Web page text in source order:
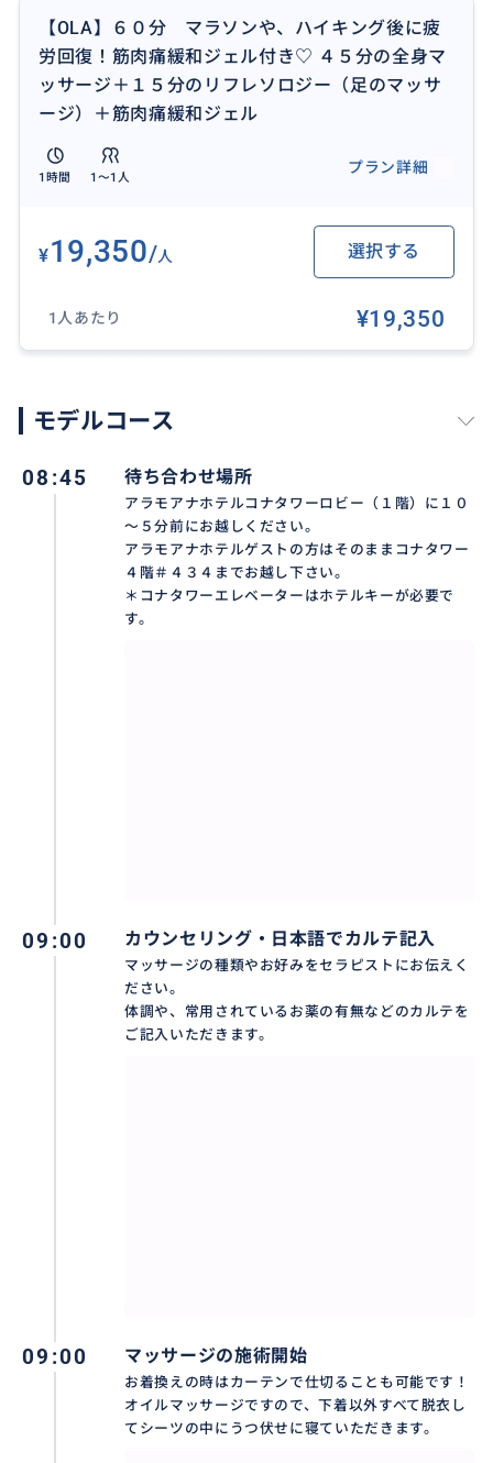
営業時間：9:00 - 22:00
受付時間：9:30-16:00
☆当日予約をご希望の方は8087437557までお電話下さ
完全予約制ですのでお早目のご予約をお願いいたしま
す。
住所：Ala Moana Hotel Kona Tower 4F #434
410 Atkinson Dr Honolulu HI 96814
ボディマッサージはお好みに合わせて主義を選べます
【OLA】６０分 マラソンや、ハイキング後に疲
労回復！筋肉痛緩和ジェル付き♡ ４５分の全身マ
ッサージ＋１５分のリフレソロジー（足のマッサ
ージ）＋筋肉痛緩和ジェル
1時間 1〜1人
プラン詳細
¥19,350/人 選択する
1人あたり ¥19,350
モデルコース
08:45 待ち合わせ場所
アラモアナホテルコナタワーロビー（１階）に１０
～５分前にお越しください。
アラモアナホテルゲストの方はそのままコナタワー
４階＃４３４までお越し下さい。
＊コナタワーエレベーターはホテルキーが必要で
す。
09:00 カウンセリング・日本語でカルテ記入
マッサージの種類やお好みをセラピストにお伝えく
ださい。
体調や、常用されているお薬の有無などのカルテを
ご記入いただきます。
09:00 マッサージの施術開始
お着換えの時はカーテンで仕切ることも可能です！
オイルマッサージですので、下着以外すべて脱衣し
てシーツの中にうつ伏せに寝ていただきます。